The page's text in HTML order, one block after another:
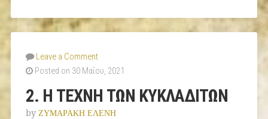
Leave a Comment
Posted on 30 Μαΐου, 2021
2. Η ΤΕΧΝΗ ΤΩΝ ΚΥΚΛΑΔΙΤΩΝ
by ΖΥΜΑΡΑΚΗ ΕΛΕΝΗ